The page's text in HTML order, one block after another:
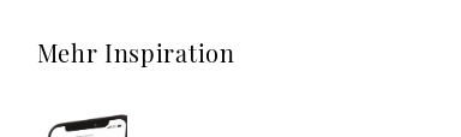
Mehr Inspiration